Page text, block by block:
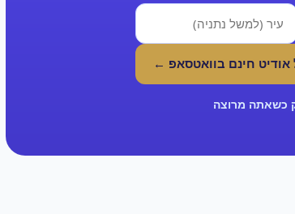
אודיט חינם בוואטסאפ ←